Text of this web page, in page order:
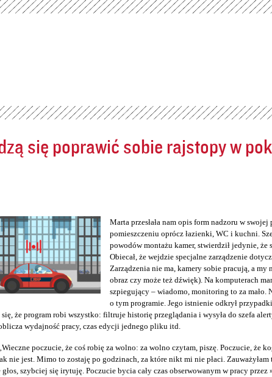
Przejdź
się poprawić sobie rajstopy w
Marta przesłała nam opis form nadzoru w
pomieszczeniu oprócz łazienki, WC i kuchni.
powodów montażu kamer, stwierdził jedynie,
Obiecał, że wejdzie specjalne zarządzenie
Zarządzenia nie ma, kamery sobie pracują, a my
obraz czy może też dźwięk). Na komputerach
szpiegujący – wiadomo, monitoring to za mało.
o tym programie. Jego istnienie odkrył
się, że program robi wszystko: filtruje historię przeglądania i wysyła do szefa
wydajność pracy, czas edycji jednego pliku itd.
poczucie, że coś robię za wolno: za wolno czytam, piszę. Poczucie, że
nie jest. Mimo to zostaję po godzinach, za które nikt mi nie płaci. Zauważyłam
szybciej się irytuję. Poczucie bycia cały czas obserwowanym w pracy przez